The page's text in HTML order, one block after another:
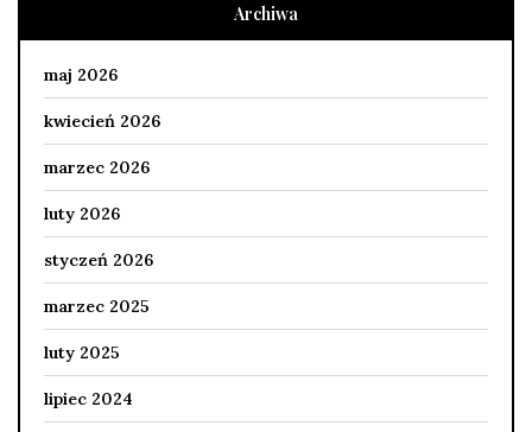
Archiwa
maj 2026
kwiecień 2026
marzec 2026
luty 2026
styczeń 2026
marzec 2025
luty 2025
lipiec 2024